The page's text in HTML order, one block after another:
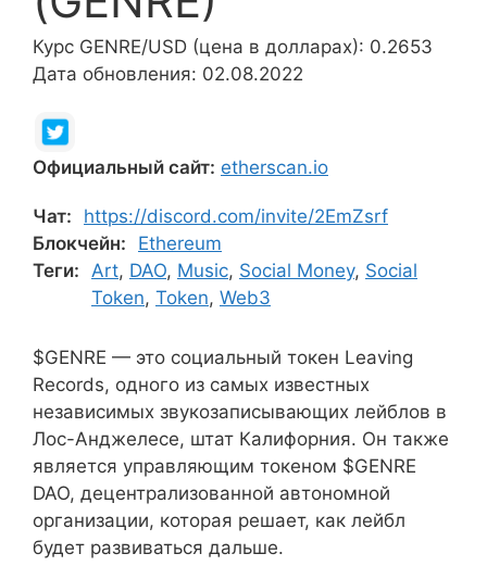
Курс GENRE/USD (цена в долларах): 0.2653
Дата обновления: 02.08.2022
Официальный сайт: etherscan.io
Чат:
https://discord.com/invite/2EmZsrf
Блокчейн:
Ethereum
Теги: Art, DAO, Music, Social Money, Social
Token, Token, Web3
$GENRE — это социальный токен Leaving
Records, одного из самых известных
независимых звукозаписывающих лейблов в
Лос-Анджелесе, штат Калифорния. Он также
является управляющим токеном $GENRE
DAO, децентрализованной автономной
организации, которая решает, как лейбл
будет развиваться дальше.